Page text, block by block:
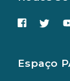
Espaço